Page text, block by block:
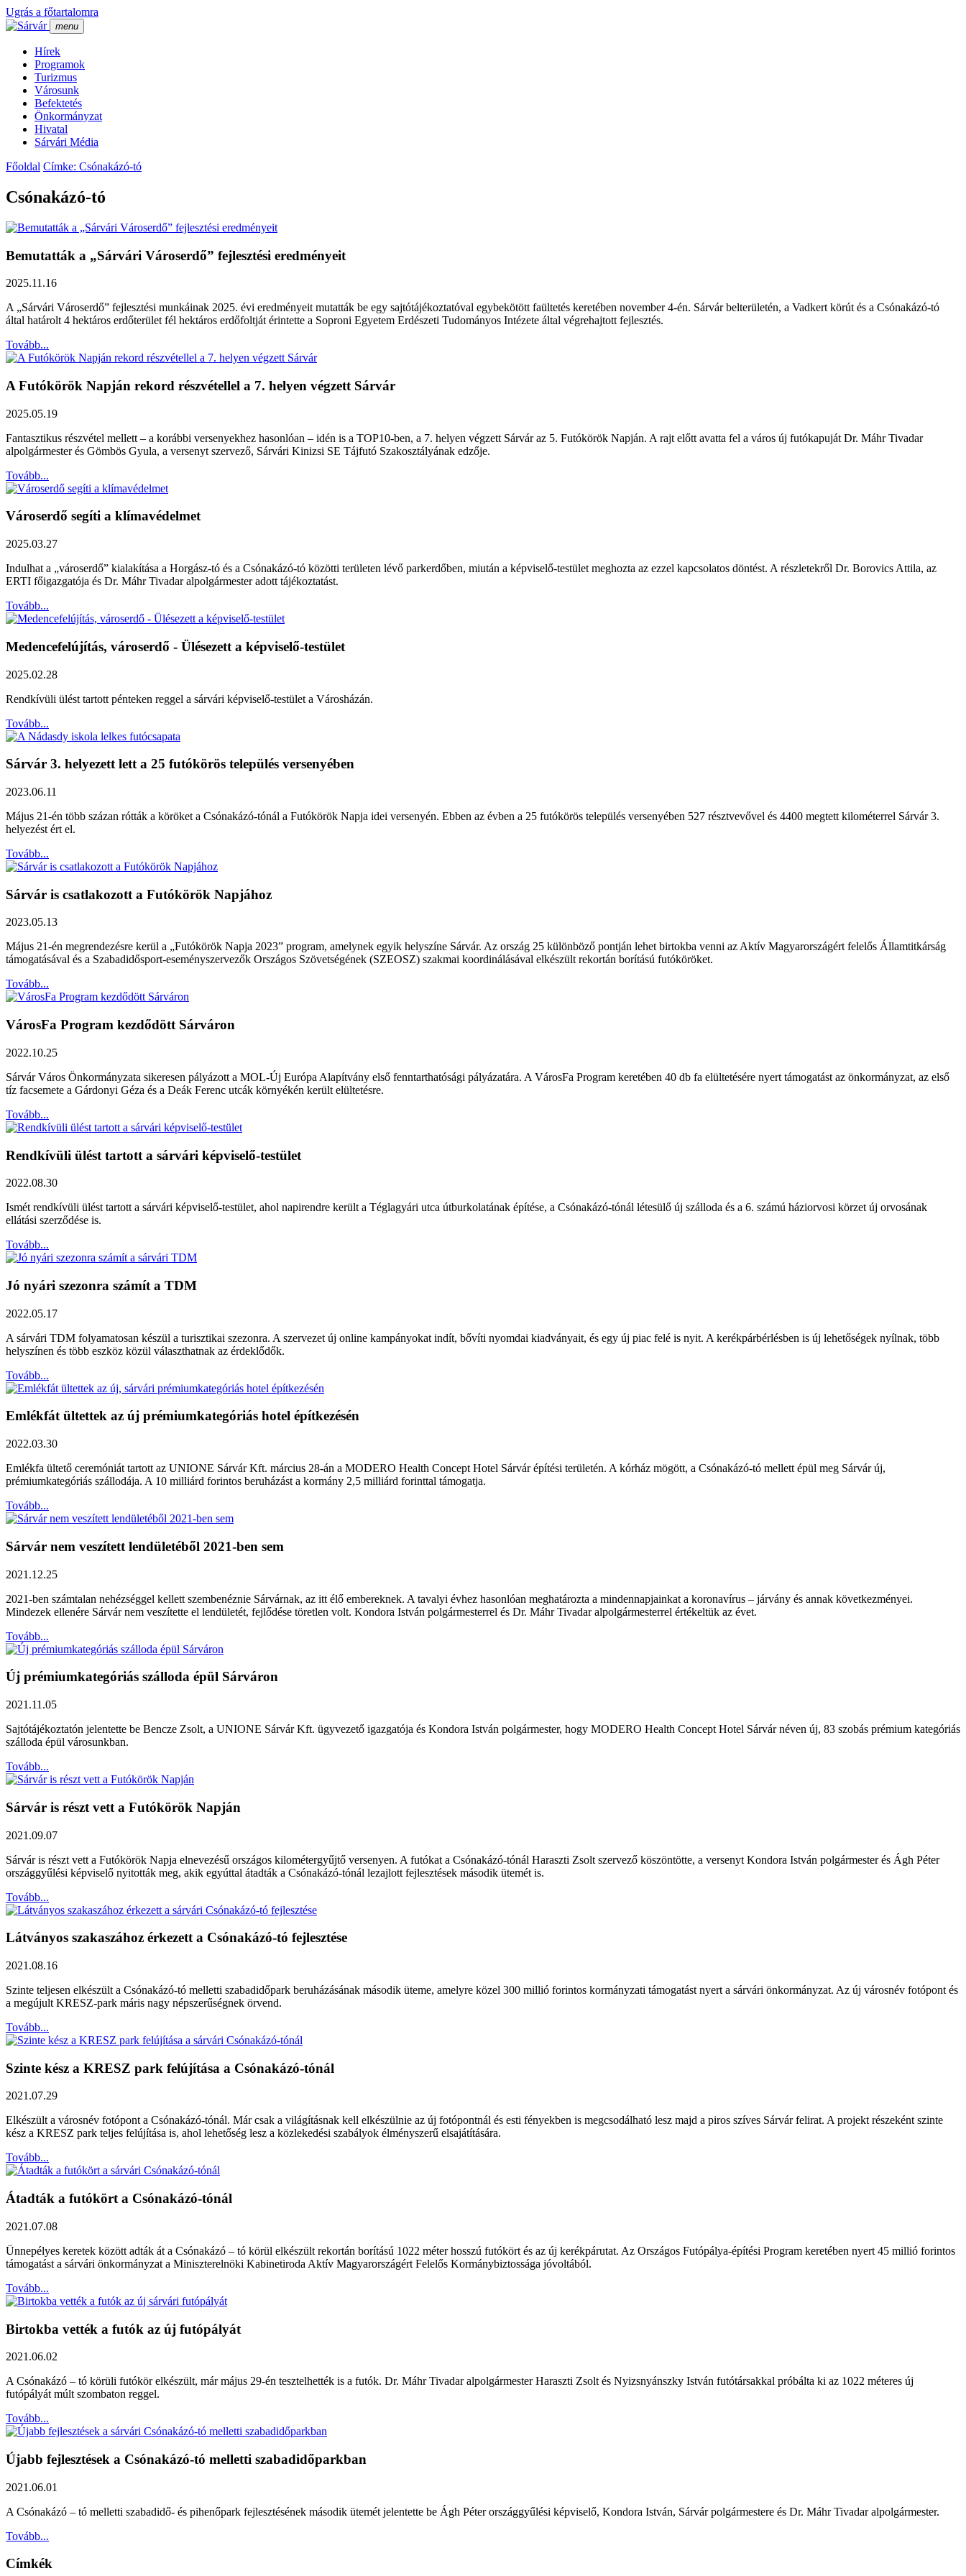
Ugrás a főtartalomra
menu
Hí­rek
Programok
Turizmus
Városunk
Befektetés
Önkormányzat
Hivatal
Sárvári Média
Főoldal Címke: Csónakázó-tó
Csónakázó-tó
Bemutatták a „Sárvári Városerdő” fejlesztési eredményeit
2025.11.16
A „Sárvári Városerdő” fejlesztési munkáinak 2025. évi eredményeit mutatták be egy sajtótájékoztatóval egybekötött faültetés keretében november 4-én. Sárvár belterületén, a Vadkert körút és a Csónakázó-tó
által határolt 4 hektáros erdőterület fél hektáros erdőfoltját érintette a Soproni Egyetem Erdészeti Tudományos Intézete által végrehajtott fejlesztés.
Tovább...
A Futókörök Napján rekord részvétellel a 7. helyen végzett Sárvár
2025.05.19
Fantasztikus részvétel mellett – a korábbi versenyekhez hasonlóan – idén is a TOP10-ben, a 7. helyen végzett Sárvár az 5. Futókörök Napján. A rajt előtt avatta fel a város új futókapuját Dr. Máhr Tivadar
alpolgármester és Gömbös Gyula, a versenyt szervező, Sárvári Kinizsi SE Tájfutó Szakosztályának edzője.
Tovább...
Városerdő segíti a klímavédelmet
2025.03.27
Indulhat a „városerdő” kialakítása a Horgász-tó és a Csónakázó-tó közötti területen lévő parkerdőben, miután a képviselő-testület meghozta az ezzel kapcsolatos döntést. A részletekről Dr. Borovics Attila, az
ERTI főigazgatója és Dr. Máhr Tivadar alpolgármester adott tájékoztatást.
Tovább...
Medencefelújítás, városerdő - Ülésezett a képviselő-testület
2025.02.28
Rendkívüli ülést tartott pénteken reggel a sárvári képviselő-testület a Városházán.
Tovább...
Sárvár 3. helyezett lett a 25 futókörös település versenyében
2023.06.11
Május 21-én több százan rótták a köröket a Csónakázó-tónál a Futókörök Napja idei versenyén. Ebben az évben a 25 futókörös település versenyében 527 résztvevővel és 4400 megtett kilométerrel Sárvár 3.
helyezést ért el.
Tovább...
Sárvár is csatlakozott a Futókörök Napjához
2023.05.13
Május 21-én megrendezésre kerül a „Futókörök Napja 2023” program, amelynek egyik helyszíne Sárvár. Az ország 25 különböző pontján lehet birtokba venni az Aktív Magyarországért felelős Államtitkárság
támogatásával és a Szabadidősport-eseményszervezők Országos Szövetségének (SZEOSZ) szakmai koordinálásával elkészült rekortán borítású futóköröket.
Tovább...
VárosFa Program kezdődött Sárváron
2022.10.25
Sárvár Város Önkormányzata sikeresen pályázott a MOL-Új Európa Alapítvány első fenntarthatósági pályázatára. A VárosFa Program keretében 40 db fa elültetésére nyert támogatást az önkormányzat, az első
tíz facsemete a Gárdonyi Géza és a Deák Ferenc utcák környékén került elültetésre.
Tovább...
Rendkívüli ülést tartott a sárvári képviselő-testület
2022.08.30
Ismét rendkívüli ülést tartott a sárvári képviselő-testület, ahol napirendre került a Téglagyári utca útburkolatának építése, a Csónakázó-tónál létesülő új szálloda és a 6. számú háziorvosi körzet új orvosának
ellátási szerződése is.
Tovább...
Jó nyári szezonra számít a TDM
2022.05.17
A sárvári TDM folyamatosan készül a turisztikai szezonra. A szervezet új online kampányokat indít, bővíti nyomdai kiadványait, és egy új piac felé is nyit. A kerékpárbérlésben is új lehetőségek nyílnak, több
helyszínen és több eszköz közül választhatnak az érdeklődők.
Tovább...
Emlékfát ültettek az új prémiumkategóriás hotel építkezésén
2022.03.30
Emlékfa ültető ceremóniát tartott az UNIONE Sárvár Kft. március 28-án a MODERO Health Concept Hotel Sárvár építési területén. A kórház mögött, a Csónakázó-tó mellett épül meg Sárvár új,
prémiumkategóriás szállodája. A 10 milliárd forintos beruházást a kormány 2,5 milliárd forinttal támogatja.
Tovább...
Sárvár nem veszített lendületéből 2021-ben sem
2021.12.25
2021-ben számtalan nehézséggel kellett szembenéznie Sárvárnak, az itt élő embereknek. A tavalyi évhez hasonlóan meghatározta a mindennapjainkat a koronavírus – járvány és annak következményei.
Mindezek ellenére Sárvár nem veszítette el lendületét, fejlődése töretlen volt. Kondora István polgármesterrel és Dr. Máhr Tivadar alpolgármesterrel értékeltük az évet.
Tovább...
Új prémiumkategóriás szálloda épül Sárváron
2021.11.05
Sajtótájékoztatón jelentette be Bencze Zsolt, a UNIONE Sárvár Kft. ügyvezető igazgatója és Kondora István polgármester, hogy MODERO Health Concept Hotel Sárvár néven új, 83 szobás prémium kategóriás
szálloda épül városunkban.
Tovább...
Sárvár is részt vett a Futókörök Napján
2021.09.07
Sárvár is részt vett a Futókörök Napja elnevezésű országos kilométergyűjtő versenyen. A futókat a Csónakázó-tónál Haraszti Zsolt szervező köszöntötte, a versenyt Kondora István polgármester és Ágh Péter
országgyűlési képviselő nyitották meg, akik egyúttal átadták a Csónakázó-tónál lezajlott fejlesztések második ütemét is.
Tovább...
Látványos szakaszához érkezett a Csónakázó-tó fejlesztése
2021.08.16
Szinte teljesen elkészült a Csónakázó-tó melletti szabadidőpark beruházásának második üteme, amelyre közel 300 millió forintos kormányzati támogatást nyert a sárvári önkormányzat. Az új városnév fotópont és
a megújult KRESZ-park máris nagy népszerűségnek örvend.
Tovább...
Szinte kész a KRESZ park felújítása a Csónakázó-tónál
2021.07.29
Elkészült a városnév fotópont a Csónakázó-tónál. Már csak a világításnak kell elkészülnie az új fotópontnál és esti fényekben is megcsodálható lesz majd a piros szíves Sárvár felirat. A projekt részeként szinte
kész a KRESZ park teljes felújítása is, ahol lehetőség lesz a közlekedési szabályok élményszerű elsajátítására.
Tovább...
Átadták a futókört a Csónakázó-tónál
2021.07.08
Ünnepélyes keretek között adták át a Csónakázó – tó körül elkészült rekortán borítású 1022 méter hosszú futókört és az új kerékpárutat. Az Országos Futópálya-építési Program keretében nyert 45 millió forintos
támogatást a sárvári önkormányzat a Miniszterelnöki Kabinetiroda Aktív Magyarországért Felelős Kormánybiztossága jóvoltából.
Tovább...
Birtokba vették a futók az új futópályát
2021.06.02
A Csónakázó – tó körüli futókör elkészült, már május 29-én tesztelhették is a futók. Dr. Máhr Tivadar alpolgármester Haraszti Zsolt és Nyizsnyánszky István futótársakkal próbálta ki az 1022 méteres új
futópályát múlt szombaton reggel.
Tovább...
Újabb fejlesztések a Csónakázó-tó melletti szabadidőparkban
2021.06.01
A Csónakázó – tó melletti szabadidő- és pihenőpark fejlesztésének második ütemét jelentette be Ágh Péter országgyűlési képviselő, Kondora István, Sárvár polgármestere és Dr. Máhr Tivadar alpolgármester.
Tovább...
Címkék